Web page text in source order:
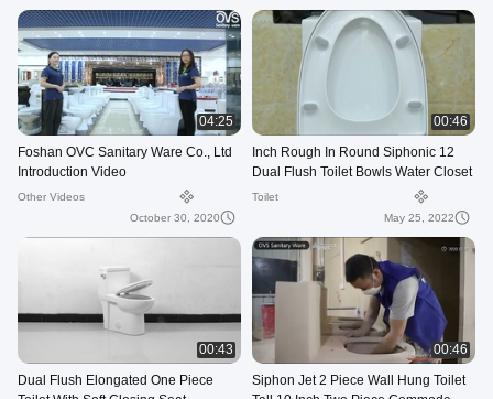
00:46
12 Inch Rough In Round Siphonic
Dual Flush Toilet Bowls Water Closet
Toilet
May 25, 2022
04:25
Foshan OVC Sanitary Ware Co., Ltd
Introduction Video
Other Videos
October 30, 2020
00:46
Siphon Jet 2 Piece Wall Hung Toilet
00:43
Dual Flush Elongated One Piece